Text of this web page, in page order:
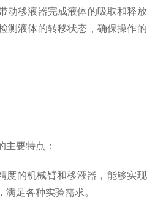
动移液器完成液体的吸取和释放
测液体的转移状态，确保操作的
主要特点：
的机械臂和移液器，能够实现
足各种实验需求。